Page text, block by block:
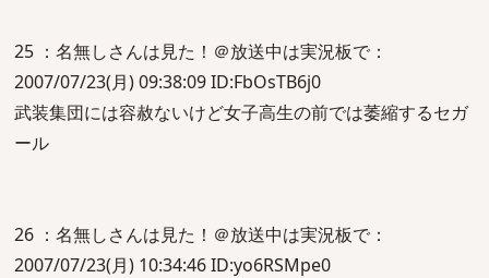
25 ：名無しさんは見た！＠放送中は実況板で：
2007/07/23(月) 09:38:09 ID:FbOsTB6j0
武装集団には容赦ないけど女子高生の前では萎縮するセガ
ール
26 ：名無しさんは見た！＠放送中は実況板で：
2007/07/23(月) 10:34:46 ID:yo6RSMpe0